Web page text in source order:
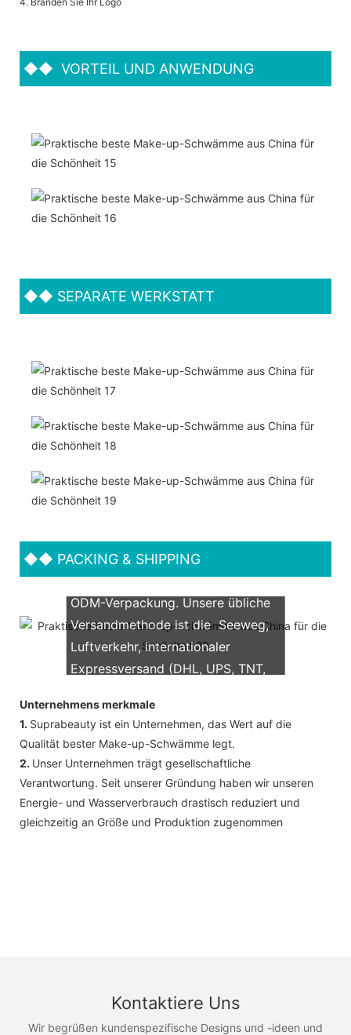
◆◆ VORTEIL UND ANWENDUNG
◆◆ SEPARATE WERKSTATT
◆◆ PACKING & SHIPPING
Wir unterstützen beide OEM &
ODM-Verpackung. Unsere übliche
Versandmethode ist die Seeweg,
Luftverkehr, internationaler
Expressversand (DHL, UPS, TNT,
Unternehmens merkmale
1. Suprabeauty ist ein Unternehmen, das Wert auf die
Qualität bester Make-up-Schwämme legt.
2. Unser Unternehmen trägt gesellschaftliche
Verantwortung. Seit unserer Gründung haben wir unseren
Energie- und Wasserverbrauch drastisch reduziert und
gleichzeitig an Größe und Produktion zugenommen
Kontaktiere Uns
Wir begrüßen kundenspezifische Designs und -ideen und